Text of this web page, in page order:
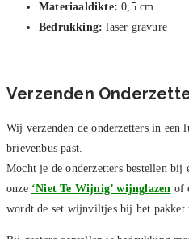
Materiaaldikte: 0,5 cm
Bedrukking: laser gravure
Verzenden
Wij verzenden de onderzetters in een
brievenbus past.
Mocht je de onderzetters bestellen bij
onze ‘Niet Te Wijnig’ wijnglazen of
wordt de set wijnviltjes bij het pakket